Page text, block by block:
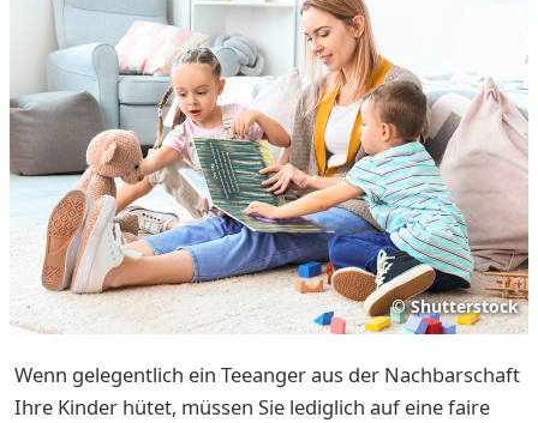
© Shutterstock
Wenn gelegentlich ein Teeanger aus der Nachbarschaft
Ihre Kinder hütet, müssen Sie lediglich auf eine faire